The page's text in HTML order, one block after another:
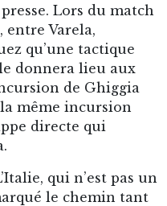
Lors du match
entre Varela,
qu’une tactique
donnera lieu aux
de Ghiggia
même incursion
directe qui
qui n’est pas un
le chemin tant